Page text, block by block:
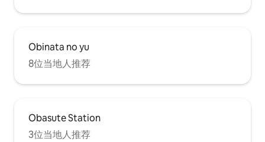
Obinata no yu
8位当地人推荐
Obasute Station
3位当地人推荐